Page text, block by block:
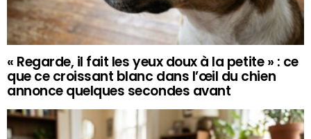
« Regarde, il fait les yeux doux à la petite » : ce
que ce croissant blanc dans l’œil du chien
annonce quelques secondes avant